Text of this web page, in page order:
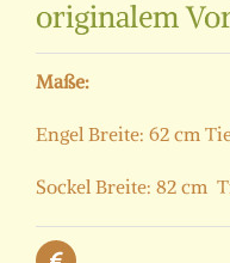
originalem
Maße:
Engel Breite: 62 cm
Sockel Breite: 82 cm